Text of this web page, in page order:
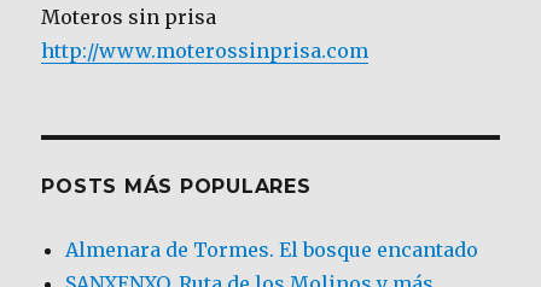
Moteros sin prisa
http://www.moterossinprisa.com
POSTS MÁS POPULARES
Almenara de Tormes. El bosque encantado